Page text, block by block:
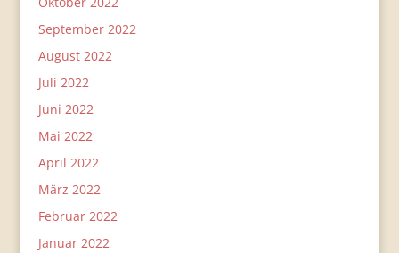
September 2022
August 2022
Juli 2022
Juni 2022
Mai 2022
April 2022
März 2022
Februar 2022
Januar 2022